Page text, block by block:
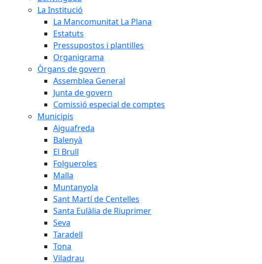
La Institució
La Mancomunitat La Plana
Estatuts
Pressupostos i plantilles
Organigrama
Òrgans de govern
Assemblea General
Junta de govern
Comissió especial de comptes
Municipis
Aiguafreda
Balenyà
El Brull
Folgueroles
Malla
Muntanyola
Sant Martí de Centelles
Santa Eulàlia de Riuprimer
Seva
Taradell
Tona
Viladrau